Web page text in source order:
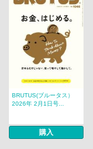
BRUTUS(ブルータス）
2026年 2月1日号...
購入